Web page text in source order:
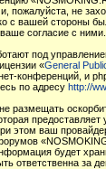
пожалуйста, не
с вашей стороны
согласие с ними.
под
«General
конференций, и
по адресу http://
размещать
этом ваш
будет
ответственна за